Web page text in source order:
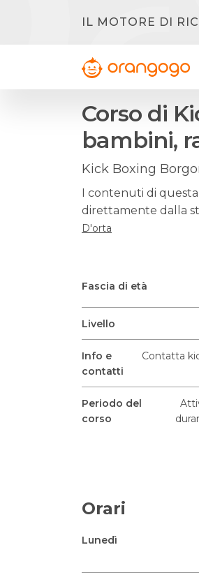
IL MOTORE DI
Corso di
bambini,
Kick Boxing
I contenuti di
direttamente dalla
D'orta
Fascia di età
Livello
Info e
contatti
Contatta
Periodo del
corso
Orari
Lunedì